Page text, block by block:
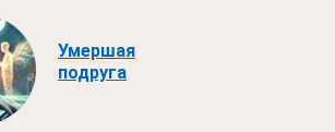
Умершая
подруга